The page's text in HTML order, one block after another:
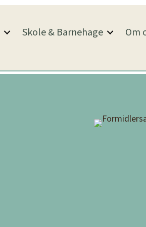
Skole & Barnehage Om